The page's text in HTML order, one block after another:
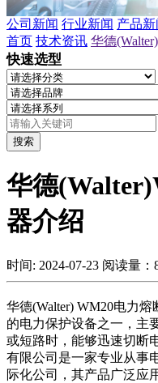
公司新闻 行业新闻 产品新
首页 技术资讯 华德
快速选型
搜索
华德
器介绍
时间: 2024-07-23 阅读量：
华德(Walter) WM20电力
的电力保护设备之一，主
或短路时，能够迅速切断
有限公司是一家专业从事
际化公司，其产品广泛应